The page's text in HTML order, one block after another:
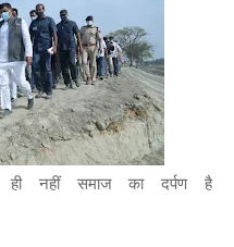
ही नहीं समाज का दर्पण है